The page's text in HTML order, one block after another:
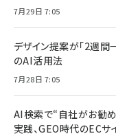
7月29日 7:05
デザイン提案が「2週
のAI活用法
7月28日 7:05
AI検索で“自社がお勧
実践、GEO時代のECサ